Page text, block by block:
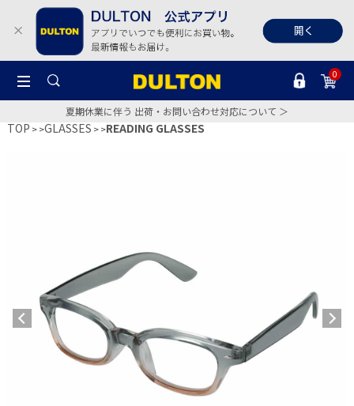
0
夏期休業に伴う 出荷・お問い合わせ対応について ＞
TOP >GLASSES >READING GLASSES